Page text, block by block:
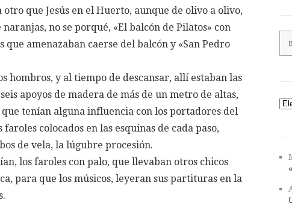
que Jesús en el Huerto, aunque de olivo a olivo,
no se porqué, «El balcón de Pilatos» con
que amenazaban caerse del balcón y «San Pedro
hombros, y al tiempo de descansar, allí estaban las
apoyos de madera de más de un metro de altas,
tenían alguna influencia con los portadores del
colocados en las esquinas de cada paso,
de vela, la lúgubre procesión.
los faroles con palo, que llevaban otros chicos
para que los músicos, leyeran sus partituras en la